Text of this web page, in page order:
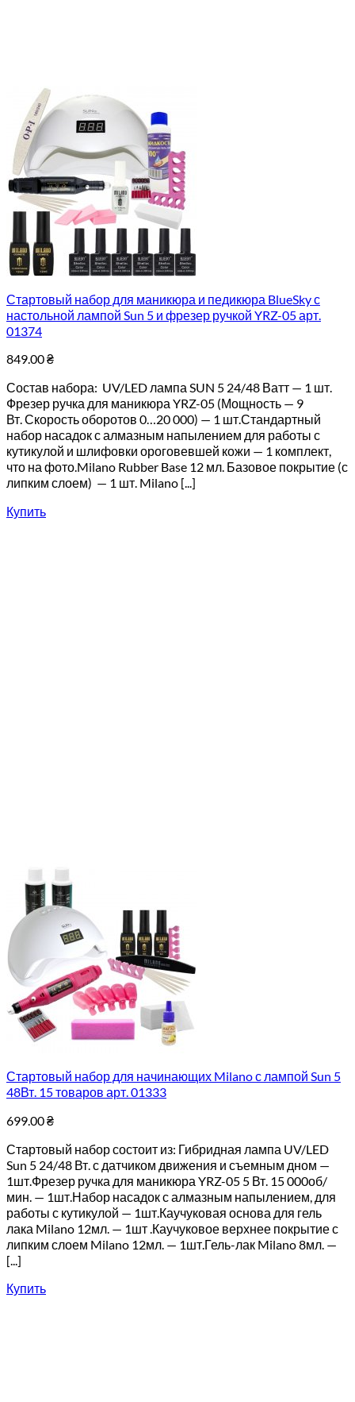
Стартовый набор для маникюра и педикюра BlueSky с
настольной лампой Sun 5 и фрезер ручкой YRZ-05 арт.
01374
849.00₴
Состав набора: UV/LED лампа SUN 5 24/48 Ватт — 1 шт.
Фрезер ручка для маникюра YRZ-05 (Мощность — 9
Вт. Скорость оборотов 0…20 000) — 1 шт.Стандартный
набор насадок с алмазным напылением для работы с
кутикулой и шлифовки ороговевшей кожи — 1 комплект,
что на фото.Milano Rubber Base 12 мл. Базовое покрытие (с
липким слоем) — 1 шт. Milano [...]
Купить
Стартовый набор для начинающих Milano с лампой Sun 5
48Вт. 15 товаров арт. 01333
699.00₴
Стартовый набор состоит из: Гибридная лампа UV/LED
Sun 5 24/48 Вт. с датчиком движения и съемным дном —
1шт.Фрезер ручка для маникюра YRZ-05 5 Вт. 15 000об/
мин. — 1шт.Набор насадок с алмазным напылением, для
работы с кутикулой — 1шт.Каучуковая основа для гель
лака Milano 12мл. — 1шт .Каучуковое верхнее покрытие с
липким слоем Milano 12мл. — 1шт.Гель-лак Milano 8мл. —
[...]
Купить